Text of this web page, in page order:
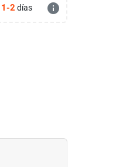
1-2 días info